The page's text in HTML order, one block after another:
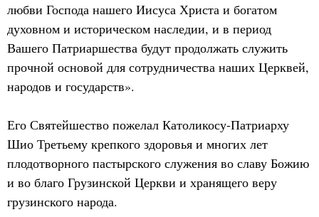
любви Господа нашего Иисуса Христа и богатом
духовном и историческом наследии, и в период
Вашего Патриаршества будут продолжать служить
прочной основой для сотрудничества наших Церквей,
народов и государств».
Его Святейшество пожелал Католикосу-Патриарху
Шио Третьему крепкого здоровья и многих лет
плодотворного пастырского служения во славу Божию
и во благо Грузинской Церкви и хранящего веру
грузинского народа.